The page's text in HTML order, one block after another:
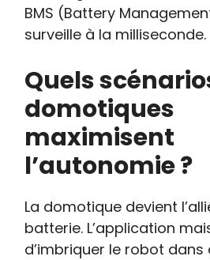
BMS (Battery
surveille à la milliseconde.
Quels
domotiques
maximisent
l’autonomie ?
La domotique devient
batterie. L’application
d’imbriquer le robot